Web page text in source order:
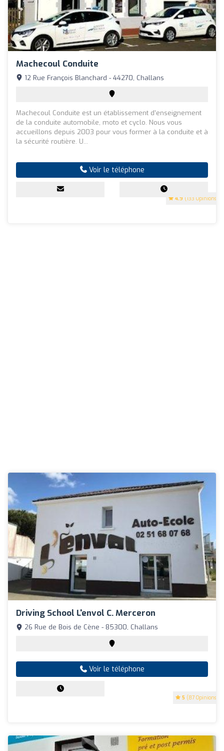
Machecoul Conduite
4.9 (133 Opinions)
12 Rue François Blanchard - 44270, Challans
Machecoul Conduite est un établissement d’enseignement
de la conduite automobile, moto et cyclo. Nous vous
accueillons depuis 2003 pour vous former à la conduite et à
la sécurité routière. U...
Voir le téléphone
Driving School L'envol C. Merceron
5 (87 Opinions)
26 Rue de Bois de Cène - 85300, Challans
Voir le téléphone